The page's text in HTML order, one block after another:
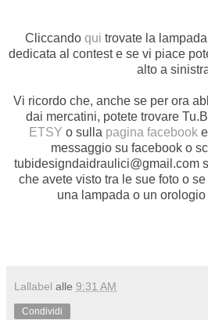
Cliccando qui trovate la
dedicata al contest e se vi piace
alto a
Vi ricordo che, anche se per ora
dai mercatini, potete trovare
ETSY o sulla pagina facebook
messaggio su facebook o
tubidesigndaidraulici@gmail.com
che avete visto tra le sue foto o
una lampada o un
Lallabel alle 9:31 AM
Condividi